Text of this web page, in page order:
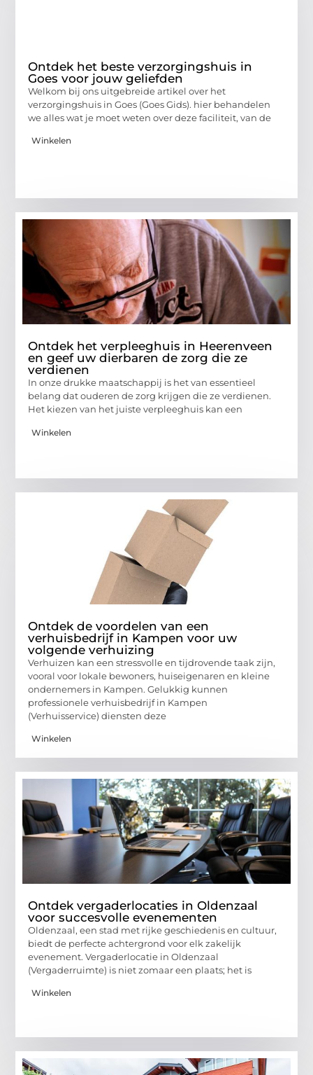
Ontdek het beste verzorgingshuis in
Goes voor jouw geliefden
Welkom bij ons uitgebreide artikel over het
verzorgingshuis in Goes (Goes Gids). hier behandelen
we alles wat je moet weten over deze faciliteit, van de
Winkelen
Ontdek het verpleeghuis in Heerenveen
en geef uw dierbaren de zorg die ze
verdienen
In onze drukke maatschappij is het van essentieel
belang dat ouderen de zorg krijgen die ze verdienen.
Het kiezen van het juiste verpleeghuis kan een
Winkelen
Ontdek de voordelen van een
verhuisbedrijf in Kampen voor uw
volgende verhuizing
Verhuizen kan een stressvolle en tijdrovende taak zijn,
vooral voor lokale bewoners, huiseigenaren en kleine
ondernemers in Kampen. Gelukkig kunnen
professionele verhuisbedrijf in Kampen
(Verhuisservice) diensten deze
Winkelen
Ontdek vergaderlocaties in Oldenzaal
voor succesvolle evenementen
Oldenzaal, een stad met rijke geschiedenis en cultuur,
biedt de perfecte achtergrond voor elk zakelijk
evenement. Vergaderlocatie in Oldenzaal
(Vergaderruimte) is niet zomaar een plaats; het is
Winkelen